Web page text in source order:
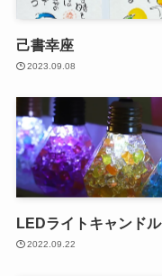
己書幸座
2023.09.08
LEDライトキャンドル
2022.09.22